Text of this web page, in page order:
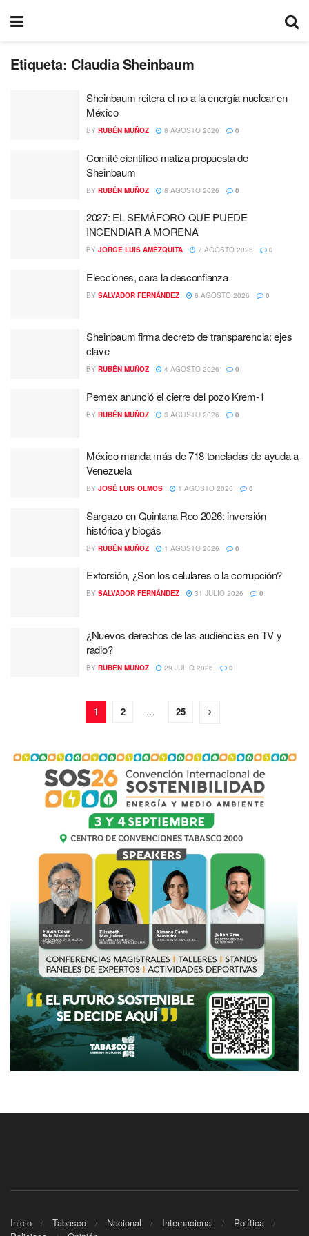
Etiqueta: Claudia Sheinbaum
Sheinbaum reitera el no a la energía nuclear en
México
BY RUBÉN MUÑOZ 8 AGOSTO 2026 0
Comité científico matiza propuesta de
Sheinbaum
BY RUBÉN MUÑOZ 8 AGOSTO 2026 0
2027: EL SEMÁFORO QUE PUEDE
INCENDIAR A MORENA
BY JORGE LUIS AMÉZQUITA 7 AGOSTO 2026 0
Elecciones, cara la desconfianza
BY SALVADOR FERNÁNDEZ 6 AGOSTO 2026 0
Sheinbaum firma decreto de transparencia: ejes
clave
BY RUBÉN MUÑOZ 4 AGOSTO 2026 0
Pemex anunció el cierre del pozo Krem-1
BY RUBÉN MUÑOZ 3 AGOSTO 2026 0
México manda más de 718 toneladas de ayuda a
Venezuela
BY JOSÉ LUIS OLMOS 1 AGOSTO 2026 0
Sargazo en Quintana Roo 2026: inversión
histórica y biogás
BY RUBÉN MUÑOZ 1 AGOSTO 2026 0
Extorsión, ¿Son los celulares o la corrupción?
BY SALVADOR FERNÁNDEZ 31 JULIO 2026 0
¿Nuevos derechos de las audiencias en TV y
radio?
BY RUBÉN MUÑOZ 29 JULIO 2026 0
1 2 … 25
Inicio Tabasco Nacional Internacional
Política